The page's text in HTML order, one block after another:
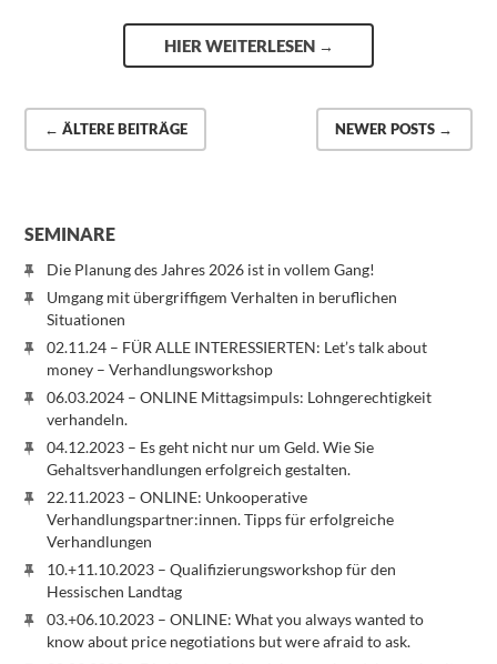
HIER WEITERLESEN →
← ÄLTERE BEITRÄGE NEWER POSTS →
SEMINARE
Die Planung des Jahres 2026 ist in vollem Gang!
Umgang mit übergriffigem Verhalten in beruflichen
Situationen
02.11.24 – FÜR ALLE INTERESSIERTEN: Let’s talk about
money – Verhandlungsworkshop
06.03.2024 – ONLINE Mittagsimpuls: Lohngerechtigkeit
verhandeln.
04.12.2023 – Es geht nicht nur um Geld. Wie Sie
Gehaltsverhandlungen erfolgreich gestalten.
22.11.2023 – ONLINE: Unkooperative
Verhandlungspartner:innen. Tipps für erfolgreiche
Verhandlungen
10.+11.10.2023 – Qualifizierungsworkshop für den
Hessischen Landtag
03.+06.10.2023 – ONLINE: What you always wanted to
know about price negotiations but were afraid to ask.